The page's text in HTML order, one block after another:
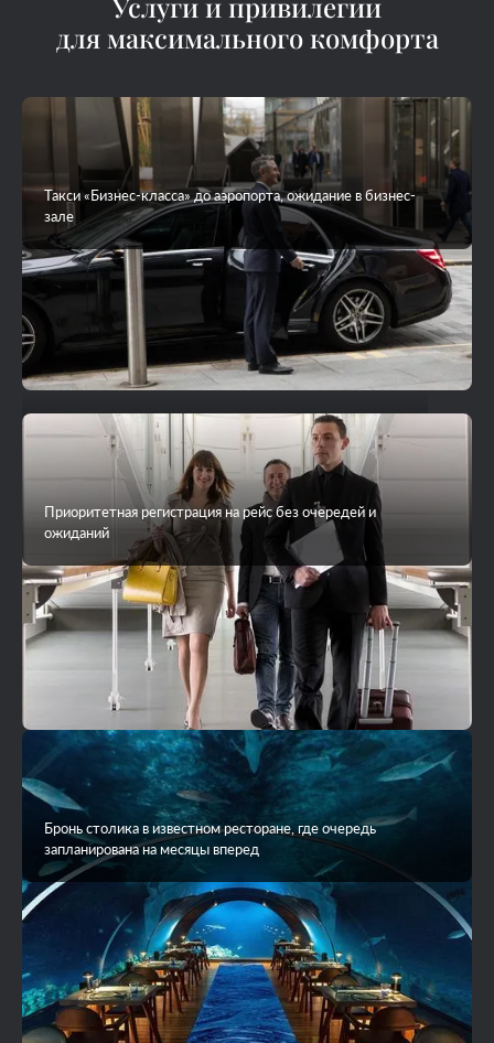
для максимального комфорта
Такси «Бизнес-класса» до аэропорта, ожидание в бизнес-
зале
VIP-трансфер до острова на яхте или гидросамолете
Приоритетная регистрация на рейс без очередей и
ожиданий
Бронь столика в известном ресторане, где очередь
запланирована на месяцы вперед